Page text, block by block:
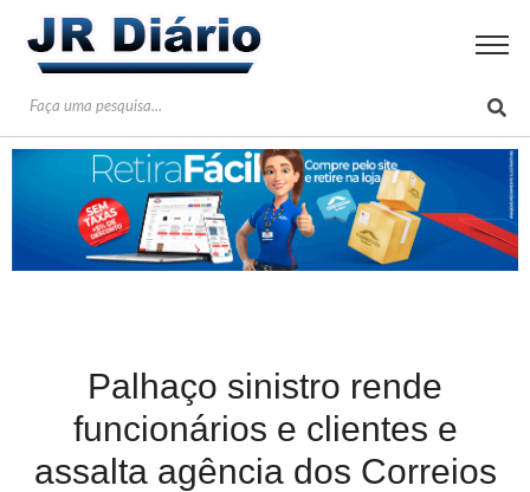
Palhaço sinistro rende
funcionários e clientes e
assalta agência dos Correios